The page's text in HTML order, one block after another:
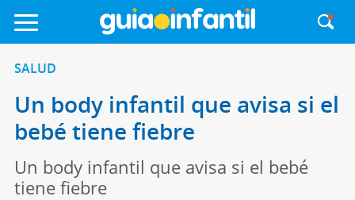
SALUD
Un body infantil que avisa si el
bebé tiene fiebre
Un body infantil que avisa si el bebé
tiene fiebre